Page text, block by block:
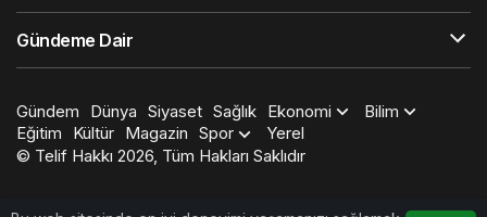
Gündeme Dair
Gündem Dünya Siyaset Sağlık Ekonomi
Bilim
Eğitim
Kültür Magazin Spor
Yerel
© Telif Hakkı 2026, Tüm Hakları Saklıdır